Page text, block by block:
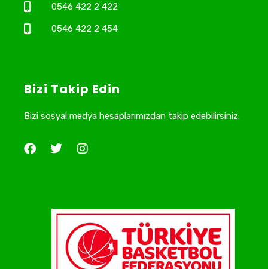
0546 422 2 422
0546 422 2 454
Bizi Takip Edin
Bizi sosyal medya hesaplarımızdan takip edebilirsiniz.